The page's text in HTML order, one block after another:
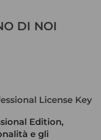
DI NOI
License Key
Edition,
e gli